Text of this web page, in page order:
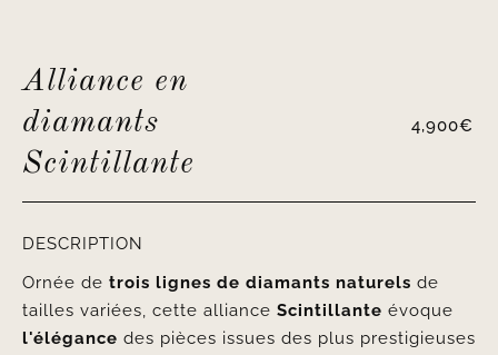
Alliance en
diamants
Scintillante
4,900€
DESCRIPTION
Ornée de trois lignes de diamants naturels de
tailles variées, cette alliance Scintillante évoque
l'élégance des pièces issues des plus prestigieuses